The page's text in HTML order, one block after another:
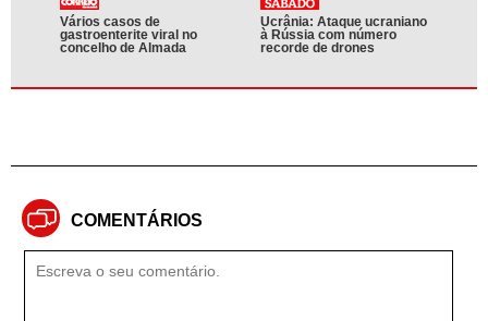
Vários casos de
gastroenterite viral no
concelho de Almada
Ucrânia: Ataque ucraniano
à Rússia com número
recorde de drones
COMENTÁRIOS